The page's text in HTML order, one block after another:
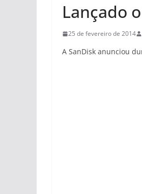
Lançado
25 de fevereiro de 2014
A SanDisk anunciou